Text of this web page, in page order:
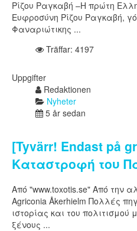
Ρίζου Ραγκαβή –Η πρώτη
Ευφροσύνη Ρίζου Ραγκαβή,
Φαναριώτικης ...
Träffar: 4197
Uppgifter
Redaktionen
Nyheter
5 år sedan
[Tyvärr! Endast på
Καταστροφή του
Από "www.toxotis.se" Από την
Agriconia Åkerhielm Πολλές
ιστορίας και του
ξένους ...